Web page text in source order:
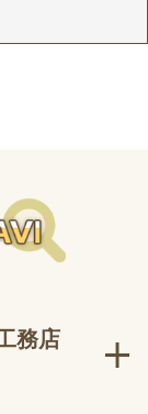
務店